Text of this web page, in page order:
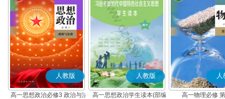
人教版
高一思想政治必修3 政治与法
人教版
高一思想政治学生读本(部编
人
高一物理必修